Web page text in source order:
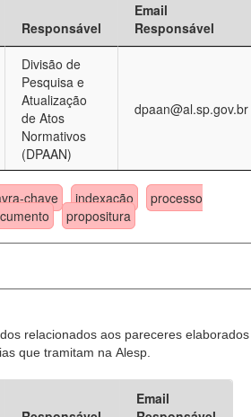
Responsável
Email
Responsável
Divisão de
Pesquisa e
Atualização
de Atos
Normativos
(DPAAN)
dpaan@al.sp.gov.br
chave indexação
processo
propositura
relacionados aos pareceres elaborados
que tramitam na Alesp.
Email